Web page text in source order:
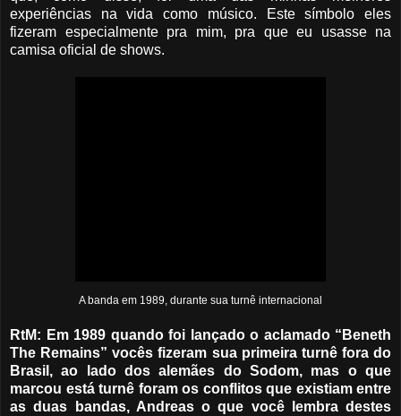
experiências na vida como músico. Este símbolo eles
fizeram especialmente pra mim, pra que eu usasse na
camisa oficial de shows.
A banda em 1989, durante sua turnê internacional
RtM: Em 1989 quando foi lançado o aclamado “Beneth
The Remains” vocês fizeram sua primeira turnê fora do
Brasil, ao lado dos alemães do Sodom, mas o que
marcou está turnê foram os conflitos que existiam entre
as duas bandas, Andreas o que você lembra destes